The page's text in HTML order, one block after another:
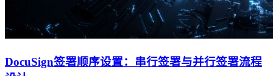
DocuSign签署顺序设置：串行签署与并行签署流程